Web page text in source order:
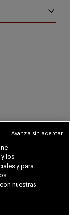
utilizadas con permiso.
El precio inicial se
cualquier momento
los
y para
nuestras
Avanza sin aceptar